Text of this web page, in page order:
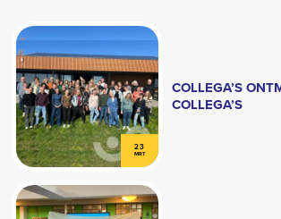
23
MRT
COLLEGA’S
COLLEGA’S